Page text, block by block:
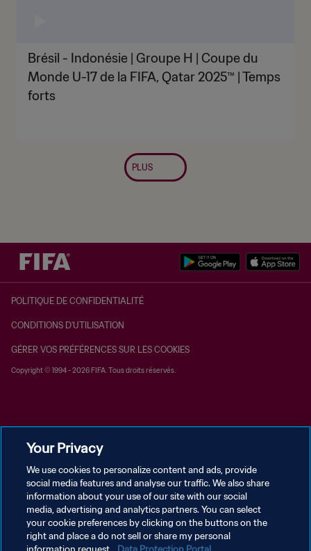
Brésil - Indonésie | Groupe H | Coupe du
Monde U-17 de la FIFA, Qatar 2025™ | Temps
forts
PLUS
POLITIQUE DE CONFIDENTIALITÉ
CONDITIONS D'UTILISATION
GÉRER VOS PRÉFÉRENCES SUR LES COOKIES
Copyright © 1994 - 2026 FIFA. Tous droits réservés.
Your Privacy
We use cookies to personalize content and ads, provide
social media features and analyse our traffic. We also share
information about your use of our site with our social
media, advertising and analytics partners. You can select
your cookie preferences by clicking on the buttons on the
right and place a do not sell or share my personal